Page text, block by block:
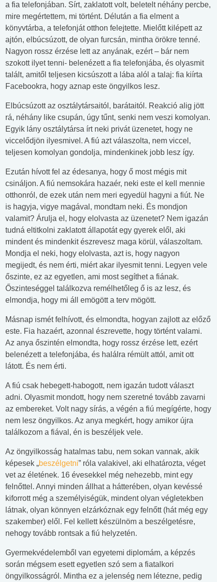
a fia telefonjában. Sírt, zaklatott volt, beletelt néhány percbe,
mire megértettem, mi történt. Délután a fia elment a
könyvtárba, a telefonját otthon felejtette. Mielőtt kilépett az
ajtón, elbúcsúzott, de olyan furcsán, mintha örökre tenné.
Nagyon rossz érzése lett az anyának, ezért – bár nem
szokott ilyet tenni- belenézett a fia telefonjába, és olyasmit
talált, amitől teljesen kicsúszott a lába alól a talaj: fia kiírta
Facebookra, hogy aznap este öngyilkos lesz.
Elbúcsúzott az osztálytársaitól, barátaitól. Reakció alig jött
rá, néhány like csupán, úgy tűnt, senki nem veszi komolyan.
Egyik lány osztálytársa írt neki privát üzenetet, hogy ne
viccelődjön ilyesmivel. A fiú azt válaszolta, nem viccel,
teljesen komolyan gondolja, mindenkinek jobb lesz így.
Ezután hívott fel az édesanya, hogy ő most mégis mit
csináljon. A fiú nemsokára hazaér, neki este el kell mennie
otthonról, de ezek után nem meri egyedül hagyni a fiút. Ne
is hagyja, vigye magával, mondtam neki. És mondjon
valamit? Árulja el, hogy elolvasta az üzenetet? Nem igazán
tudná eltitkolni zaklatott állapotát egy gyerek elől, aki
mindent és mindenkit észrevesz maga körül, válaszoltam.
Mondja el neki, hogy elolvasta, azt is, hogy nagyon
megijedt, és nem érti, miért akar ilyesmit tenni. Legyen vele
őszinte, ez az egyetlen, ami most segíthet a fiának.
Őszinteséggel találkozva remélhetőleg ő is az lesz, és
elmondja, hogy mi áll emögött a terv mögött.
Másnap ismét felhívott, és elmondta, hogyan zajlott az előző
este. Fia hazaért, azonnal észrevette, hogy történt valami.
Az anya őszintén elmondta, hogy rossz érzése lett, ezért
belenézett a telefonjába, és halálra rémült attól, amit ott
látott. És nem érti.
A fiú csak hebegett-habogott, nem igazán tudott választ
adni. Olyasmit mondott, hogy nem szeretné tovább zavarni
az embereket. Volt nagy sírás, a végén a fiú megígérte, hogy
nem lesz öngyilkos. Az anya megkért, hogy amikor újra
találkozom a fiával, én is beszéljek vele.
Az öngyilkosság hatalmas tabu, nem sokan vannak, akik
képesek „beszélgetni” róla valakivel, aki elhatározta, véget
vet az életének. 16 évesekkel még nehezebb, mint egy
felnőttel. Annyi minden állhat a hátterében, olyan kevéssé
kiforrott még a személyiségük, mindent olyan végletekben
látnak, olyan könnyen elzárkóznak egy felnőtt (hát még egy
szakember) elől. Fel kellett készülnöm a beszélgetésre,
nehogy tovább rontsak a fiú helyzetén.
Gyermekvédelemből van egyetemi diplomám, a képzés
során mégsem esett egyetlen szó sem a fiatalkori
öngyilkosságról. Mintha ez a jelenség nem létezne, pedig